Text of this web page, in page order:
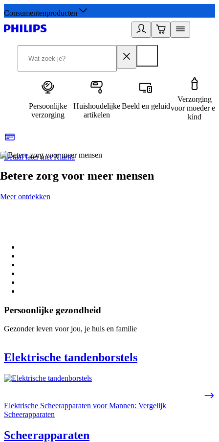
Consumentenproducten
Persoonlijke
verzorging
Huishoudelijke
artikelen
Beeld en geluid
Verzorging
voor moeder en
kind
Betaal later met Klarna
Betere zorg voor meer mensen
Meer ontdekken
Persoonlijke gezondheid
Gezonder leven voor jou, je huis en familie
Elektrische tandenborstels
Elektrische Scheerapparaten voor Mannen: Vergelijk
Scheerapparaten
Scheerapparaten